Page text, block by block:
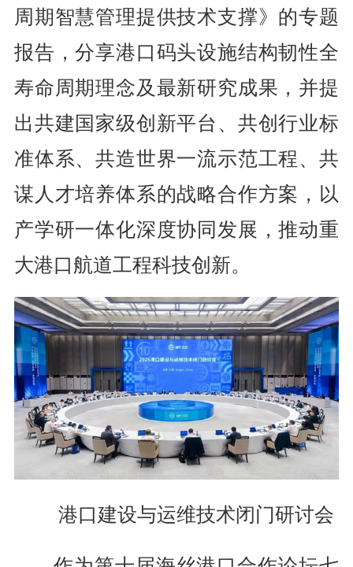
周期智慧管理提供技术支撑》的专题
报告，分享港口码头设施结构韧性全
寿命周期理念及最新研究成果，并提
出共建国家级创新平台、共创行业标
准体系、共造世界一流示范工程、共
谋人才培养体系的战略合作方案，以
产学研一体化深度协同发展，推动重
大港口航道工程科技创新。
港口建设与运维技术闭门研讨会